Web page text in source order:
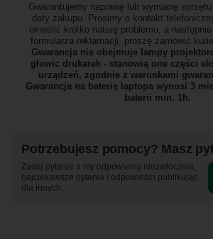
Gwarantujemy naprawę lub wymianę
daty zakupu. Prosimy o kontakt
określić krótko naturę problemu, a
formularza reklamacji, proszę zamówić
Gwarancja nie obejmuje lampy
głowic drukarek - stanowią one części
urządzeń, zgodnie z warunkami
Gwarancja na baterię laptopa wynosi 3
baterii min. 1h.
Potrzebujesz pomocy? Masz
Zadaj pytanie a my odpowiemy niezwłocznie,
najciekawsze pytania i odpowiedzi publikując
dla innych.